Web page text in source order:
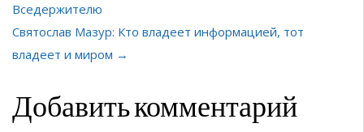
Вседержителю
Святослав Мазур: Кто владеет информацией, тот
владеет и миром →
Добавить комментарий